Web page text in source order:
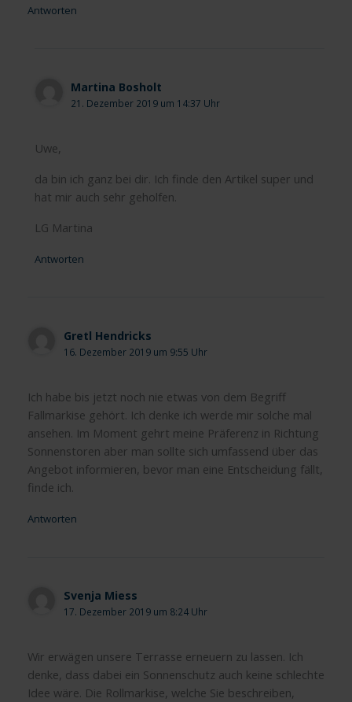
Antworten
Martina Bosholt
21. Dezember 2019 um 14:37 Uhr
Uwe,
da bin ich ganz bei dir. Ich finde den Artikel super und
hat mir auch sehr geholfen.
LG Martina
Antworten
Gretl Hendricks
16. Dezember 2019 um 9:55 Uhr
Ich habe bis jetzt noch nie etwas von dem Begriff
Fallmarkise gehört. Ich denke ich werde mir solche mal
ansehen. Im Moment gehrt meine Präferenz in Richtung
Sonnenstoren aber man sollte sich umfassend über das
Angebot informieren, bevor man eine Entscheidung fällt,
finde ich.
Antworten
Svenja Miess
17. Dezember 2019 um 8:24 Uhr
Wir erwägen unsere Terrasse erneuern zu lassen. Ich
denke, dass dabei ein Sonnenschutz auch keine schlechte
Idee wäre. Die Rollmarkise, welche Sie beschreiben,